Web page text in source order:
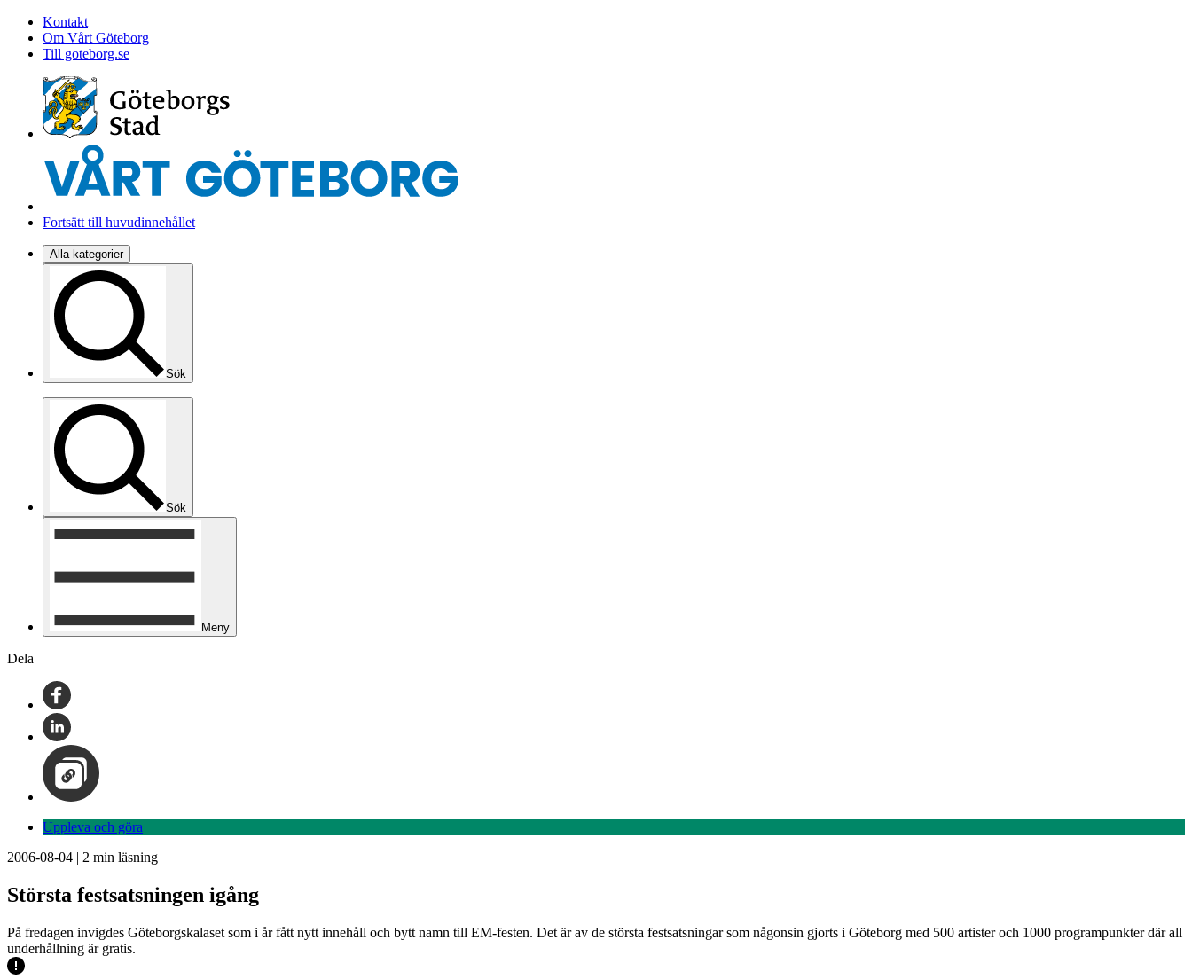
Kontakt
Om Vårt Göteborg
Till goteborg.se
Fortsätt till huvudinnehållet
Alla kategorier
Sök
Sök
Meny
Dela
Uppleva och göra
2006-08-04 | 2 min läsning
Största festsatsningen igång
På fredagen invigdes Göteborgskalaset som i år fått nytt innehåll och bytt namn till EM-festen. Det är av de största festsatsningar som någonsin gjorts i Göteborg med 500 artister och 1000 programpunkter där all
underhållning är gratis.